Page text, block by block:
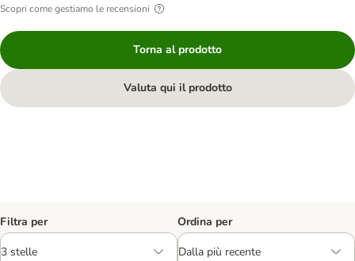
Scopri come gestiamo le recensioni
Torna al prodotto
Valuta qui il prodotto
Filtra per Ordina per